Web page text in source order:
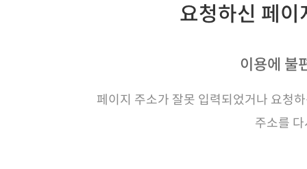
요청하신 페
이용에 불
페이지 주소가 잘못 입력되었거나 요청
주소를